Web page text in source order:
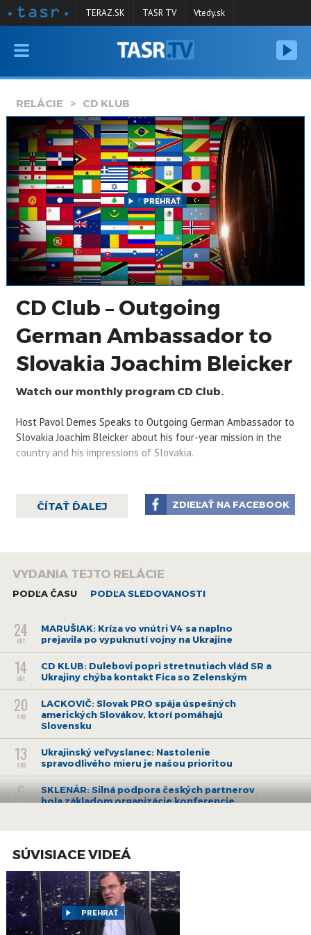
VYSIELANIE
SPRAVODAJSTVO
KONTAKT
ARCHÍV
TERAZ.SK TASR TV Vtedy.sk
RELÁCIE CD KLUB
PREHRAŤ
CD Club – Outgoing
German Ambassador to
Slovakia Joachim Bleicker
Watch our monthly program CD Club.
Host Pavol Demes Speaks to Outgoing German Ambassador to
Slovakia Joachim Bleicker about his four-year mission in the
country and his impressions of Slovakia.
ČÍTAŤ ĎALEJ ZDIEĽAŤ NA FACEBOOK
VYDANIA TEJTO RELÁCIE
PODĽA ČASU PODĽA SLEDOVANOSTI
24
okt
MARUŠIAK: Kríza vo vnútri V4 sa naplno
prejavila po vypuknutí vojny na Ukrajine
14
okt
CD KLUB: Dulebovi popri stretnutiach vlád SR a
Ukrajiny chýba kontakt Fica so Zelenským
20
sep
LACKOVIČ: Slovak PRO spája úspešných
amerických Slovákov, ktorí pomáhajú
Slovensku
13
sep
Ukrajinský veľvyslanec: Nastolenie
spravodlivého mieru je našou prioritou
6
sep
SKLENÁR: Silná podpora českých partnerov
bola základom organizácie konferencie
júl
generácie sú mimoriadne hrdí na svoj pôvod
30
DUŠAN TÓTH: Slovensko je slobodná a
samostatná krajina – treba si to vážiť
13
ŠTEFANEC: Eurovoľby dokázali, že ľudia si
želajú rozvoj európskeho projektu
SÚVISIACE VIDEÁ
PREHRAŤ